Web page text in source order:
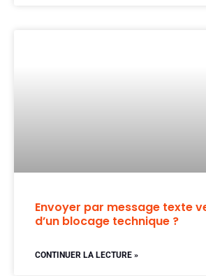
Envoyer par message texte
d’un blocage technique ?
CONTINUER LA LECTURE »